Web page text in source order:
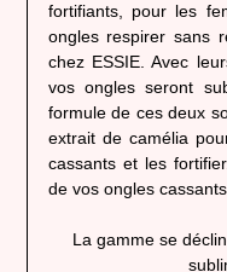
fortifiants, pour les
ongles respirer sans
chez ESSIE. Avec
vos ongles seront
formule de ces deux
extrait de camélia
cassants et les
de vos ongles
La gamme se